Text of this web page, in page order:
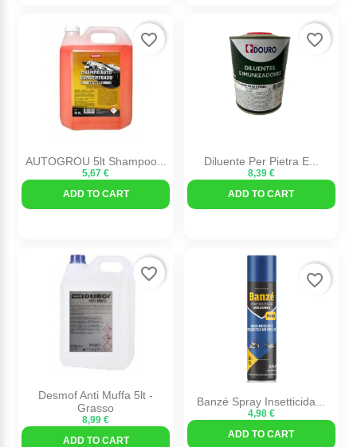
AUTOGROU 5lt Shampoo...
5,67 €
ADD TO CART
favorite_border
Diluente Per Pietra E...
8,39 €
ADD TO CART
favorite_border
Desmof Anti Muffa 5lt -
Grasso
8,99 €
ADD TO CART
favorite_border
Banzé Spray Insetticida...
4,98 €
ADD TO CART
favorite_border